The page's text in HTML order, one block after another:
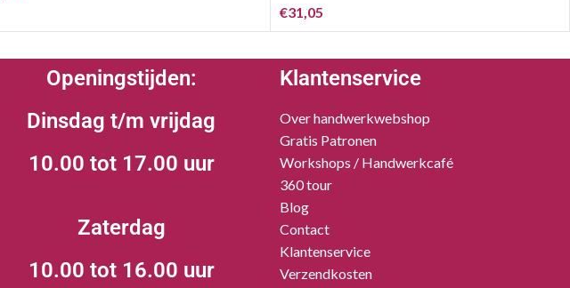
€31,05
Openingstijden:
Dinsdag t/m vrijdag
10.00 tot 17.00 uur
Zaterdag
10.00 tot 16.00 uur
Klantenservice
Over handwerkwebshop
Gratis Patronen
Workshops / Handwerkcafé
360 tour
Blog
Contact
Klantenservice
Verzendkosten